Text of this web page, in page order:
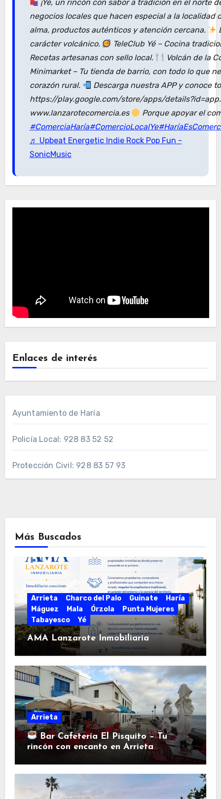
¡Yé, un rincón con sabor a tradición en el norte
negocios locales que hacen especial a la localidad
alma, productos auténticos y atención cercana.
carácter volcánico.
TeleClub Yé – Cocina
Recetas artesanas con sello local.
Volcán de la
Minimarket – Tu tienda de barrio, con todo lo que
corazón rural.
Descarga nuestra APP y conoce
https://play.google.com/store/apps/
www.lanzarotecomercia.es
Porque apoyar el
#ComerciaHaría#ComercioLocalYe
♬ Upbeat Energetic Indie Rock Pop Fun -
SonicMusic
Enlaces de interés
Ayuntamiento de Haría
Policía Local: 928 83 52 52
Protección Civil: 928 83 57 93
Más Buscados
Arrieta Charco del Palo Guinate
Haría
Máguez
Mala Órzola
Punta Mujeres
Tabayesco
Yé
AMA Lanzarote Inmobiliaria
Arrieta
Bar Cafetería El Pisquito – Tu
rincón con encanto en Arrieta